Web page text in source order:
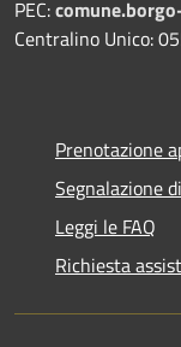
PEC:
Centralino Unico:
Prenotazione
Segnalazione
Leggi le FAQ
Richiesta